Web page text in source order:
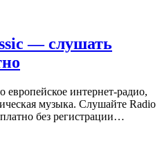
— слушать
европейское интернет-радио,
музыка. Слушайте Radio
без регистрации…